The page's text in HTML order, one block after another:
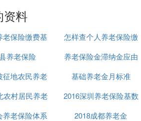
料
老保险缴费基
数
怎样查个人养老保险缴
费情况
养老保险
养老保险金滞纳金应由
谁缴
征地农民养老
暂行办法
基础养老金月标准
农村居民养老
保险
2016深圳养老保险基数
养老保险体系 2018成都养老金